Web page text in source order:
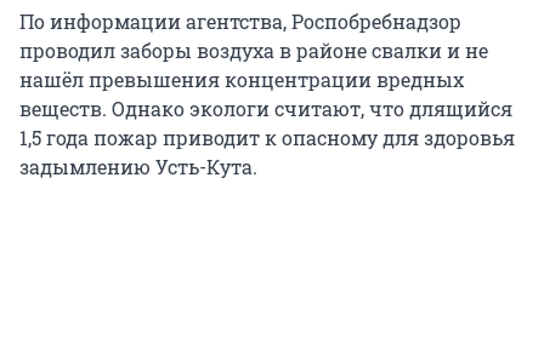
По информации агентства, Роспобребнадзор
проводил заборы воздуха в районе свалки и не
нашёл превышения концентрации вредных
веществ. Однако экологи считают, что длящийся
1,5 года пожар приводит к опасному для здоровья
задымлению Усть-Кута.